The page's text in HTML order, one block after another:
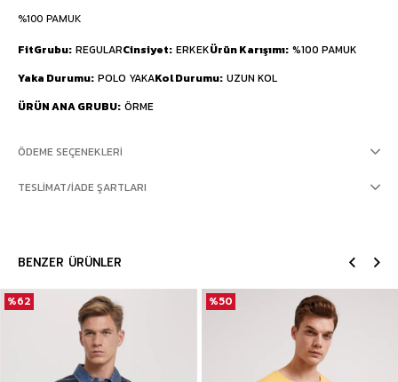
%100 PAMUK
FitGrubu REGULARCinsiyet ERKEKÜrün Karışımı %100 PAMUK
Yaka Durumu POLO YAKAKol Durumu UZUN KOL
ÜRÜN ANA GRUBU ÖRME
ÖDEME SEÇENEKLERI
TESLIMAT/İADE ŞARTLARI
BENZER ÜRÜNLER
%62 %50